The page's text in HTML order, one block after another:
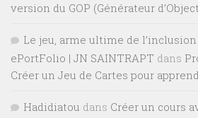
version du GOP (Générateur
Le jeu, arme ultime de
ePortFolio | JN SAINTRAPT dans
Créer un Jeu de Cartes pour
Hadidiatou dans Créer un cours